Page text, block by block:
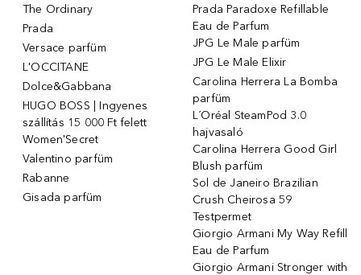
The Ordinary
Prada
Versace parfüm
L'OCCITANE
Dolce&Gabbana
HUGO BOSS | Ingyenes
szállítás 15 000 Ft felett
Women'Secret
Valentino parfüm
Rabanne
Gisada parfüm
Prada Paradoxe Refillable
Eau de Parfum
JPG Le Male parfüm
JPG Le Male Elixir
Carolina Herrera La Bomba
parfüm
L´Oréal SteamPod 3.0
hajvasaló
Carolina Herrera Good Girl
Blush parfüm
Sol de Janeiro Brazilian
Crush Cheirosa 59
Testpermet
Giorgio Armani My Way Refill
Eau de Parfum
Giorgio Armani Stronger with